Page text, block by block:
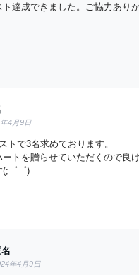
達成できました。ご協力あり
4月9日
トで3名求めております。
ートを贈らせていただくので良
(;゜゜)
年4月9日